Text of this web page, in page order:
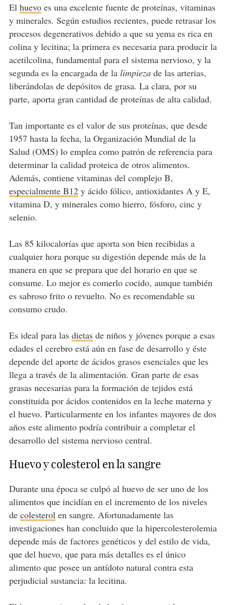
El huevoes una excelente fuente de proteínas, vitaminas
y minerales. Según estudios recientes, puede retrasar los
procesos degenerativos debido a que su yema es rica en
colina y lecitina; la primera es necesaria para producir la
acetilcolina, fundamental para el sistema nervioso, y la
segunda es la encargada de la limpiezade las arterias,
liberándolas de depósitos de grasa. La clara, por su
parte, aporta gran cantidad de proteínas de alta calidad.
Tan importante es el valor de sus proteínas, que desde
1957 hasta la fecha, la Organización Mundial de la
Salud (OMS) lo emplea como patrón de referencia para
determinar la calidad proteica de otros alimentos.
Además, contiene vitaminas del complejo B,
especialmente B12y ácido fólico, antioxidantes A y E,
vitamina D, y minerales como hierro, fósforo, cinc y
selenio.
Las 85 kilocalorías que aporta son bien recibidas a
cualquier hora porque su digestión depende más de la
manera en que se prepara que del horario en que se
consume. Lo mejor es comerlo cocido, aunque también
es sabroso frito o revuelto. No es recomendable su
consumo crudo.
Es ideal para las dietasde niños y jóvenes porque a esas
edades el cerebro está aún en fase de desarrollo y éste
depende del aporte de ácidos grasos esenciales que les
llega a través de la alimentación. Gran parte de esas
grasas necesarias para la formación de tejidos está
constituida por ácidos contenidos en la leche materna y
el huevo. Particularmente en los infantes mayores de dos
años este alimento podría contribuir a completar el
desarrollo del sistema nervioso central.
Huevo y colesterol en la sangre
Durante una época se culpó al huevo de ser uno de los
alimentos que incidían en el incremento de los niveles
de colesterol en sangre. Afortunadamente las
investigaciones han concluido que la hipercolesterolemia
depende más de factores genéticos y del estilo de vida,
que del huevo, que para más detalles es el único
alimento que posee un antídoto natural contra esta
perjudicial sustancia: la lecitina.